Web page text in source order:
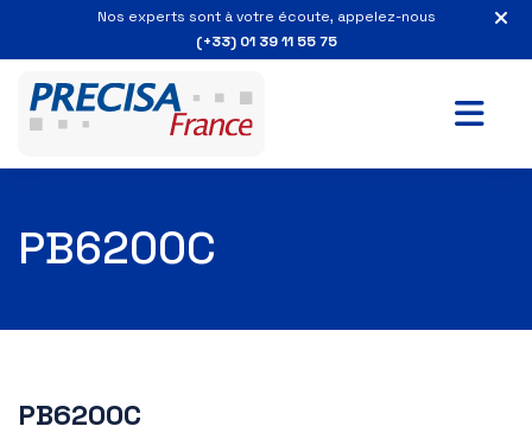
Nos experts sont à votre écoute, appelez-nous
(+33) 01 39 11 55 75
PB6200C
PB6200C